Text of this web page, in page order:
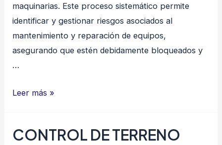
maquinarias. Este proceso sistemático permite
identificar y gestionar riesgos asociados al
mantenimiento y reparación de equipos,
asegurando que estén debidamente bloqueados y
…
Inspección
y
Leer más »
CONTROL DE TERRENO